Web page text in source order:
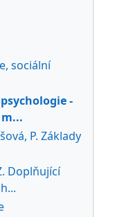
sociální
-
P. Základy
Doplňující